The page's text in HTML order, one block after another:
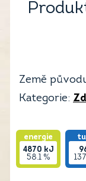
Země
Kategorie:
energie
4870 kJ
58.1 %